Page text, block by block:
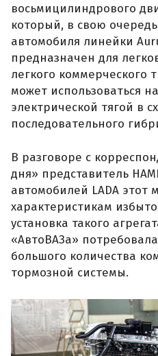
восьмицилиндрового
который, в свою
автомобиля линейки
предназначен для
легкого коммерческого
может использоваться
электрической тягой в
последовательного
В разговоре с
дня» представитель
автомобилей LADA этот
характеристикам
установка такого
«АвтоВАЗа»
большого количества
тормозной системы.